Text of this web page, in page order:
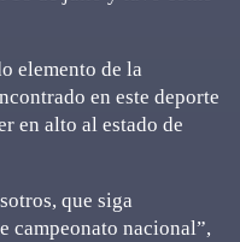
elemento de la
en este deporte
en alto al estado de
que siga
campeonato nacional”,